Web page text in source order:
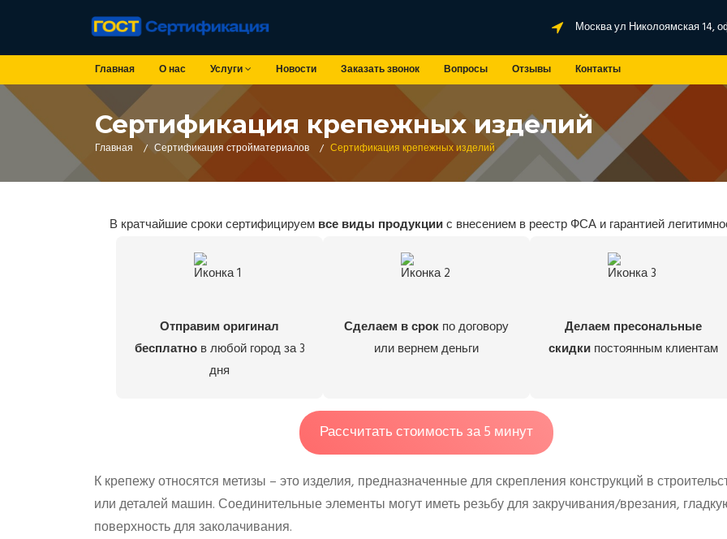
Москва ул Николоямская 14,
Главная О нас Услуги Новости Заказать звонок Вопросы Отзывы Контакты
Сертификация крепежных изделий
Главная / Сертификация стройматериалов / Сертификация крепежных изделий
В кратчайшие сроки сертифицируем все виды продукциис внесением в реестр ФСА и гарантией
Отправим оригинал
бесплатнов любой город за 3
дня
Сделаем в срок по договору
или вернем деньги
Делаем пресональные
скидки постоянным клиентам
Рассчитать стоимость за 5 минут
К крепежу относятся метизы – это изделия, предназначенные для скрепления конструкций в
или деталей машин. Соединительные элементы могут иметь резьбу для закручивания/врезания,
поверхность для заколачивания.